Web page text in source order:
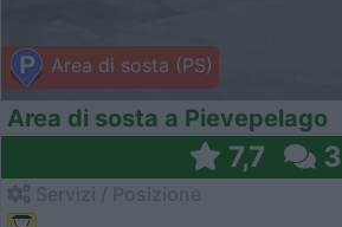
Area di sosta (PS)
Area di sosta a Pievepelago
7,7 3